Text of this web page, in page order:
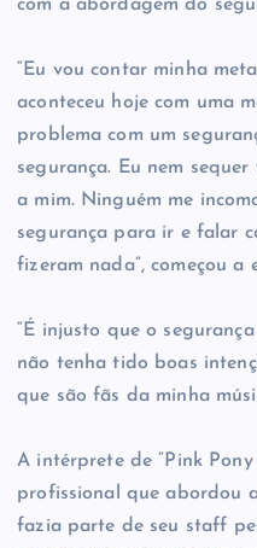
com a abordagem do
“Eu vou contar minha
aconteceu hoje com uma
problema com um
segurança. Eu nem
a mim. Ninguém me
segurança para ir e falar
fizeram nada”, começou a
“É injusto que o
não tenha tido boas
que são fãs da minha
A intérprete de “Pink
profissional que abordou
fazia parte de seu staff